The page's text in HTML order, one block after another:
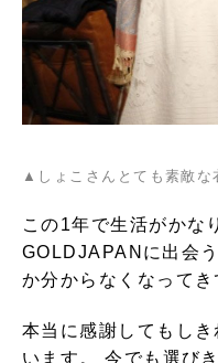
▲しょこさんとても素敵な
この1年で生活がかな
GOLDJAPANに出会
か分からなくなって
本当に感謝してもし
います。 今でも選び